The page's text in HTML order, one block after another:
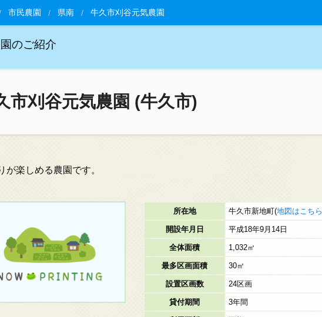
市民農園 県南 牛久市刈谷元気農園
のご紹介
市刈谷元気農園 (牛久市)
が楽しめる農園です。
所在地 牛久市新地町(地図はこちら
開設年月日 平成18年9月14日
全体面積 1,032㎡
最多区画面積 30㎡
設置区画数 24区画
貸付期間 3年間